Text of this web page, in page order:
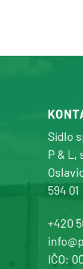
Sídlo
P & L,
594 01
+420
IČO: